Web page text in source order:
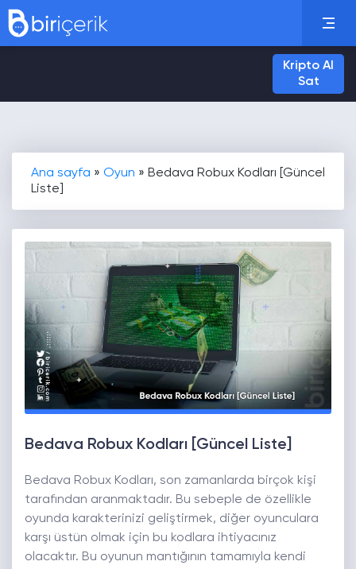
Kripto Al
Sat
Ana sayfa » Oyun » Bedava Robux Kodları [Güncel
Liste]
Bedava Robux Kodları [Güncel Liste]
Bedava Robux Kodları, son zamanlarda birçok kişi
tarafından aranmaktadır. Bu sebeple de özellikle
oyunda karakterinizi geliştirmek, diğer oyunculara
karşı üstün olmak için bu kodlara ihtiyacınız
olacaktır. Bu oyunun mantığının tamamıyla kendi